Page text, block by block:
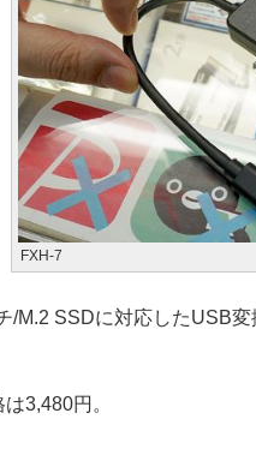
FXH-7
/M.2 SSDに対応したUSB
3,480円。